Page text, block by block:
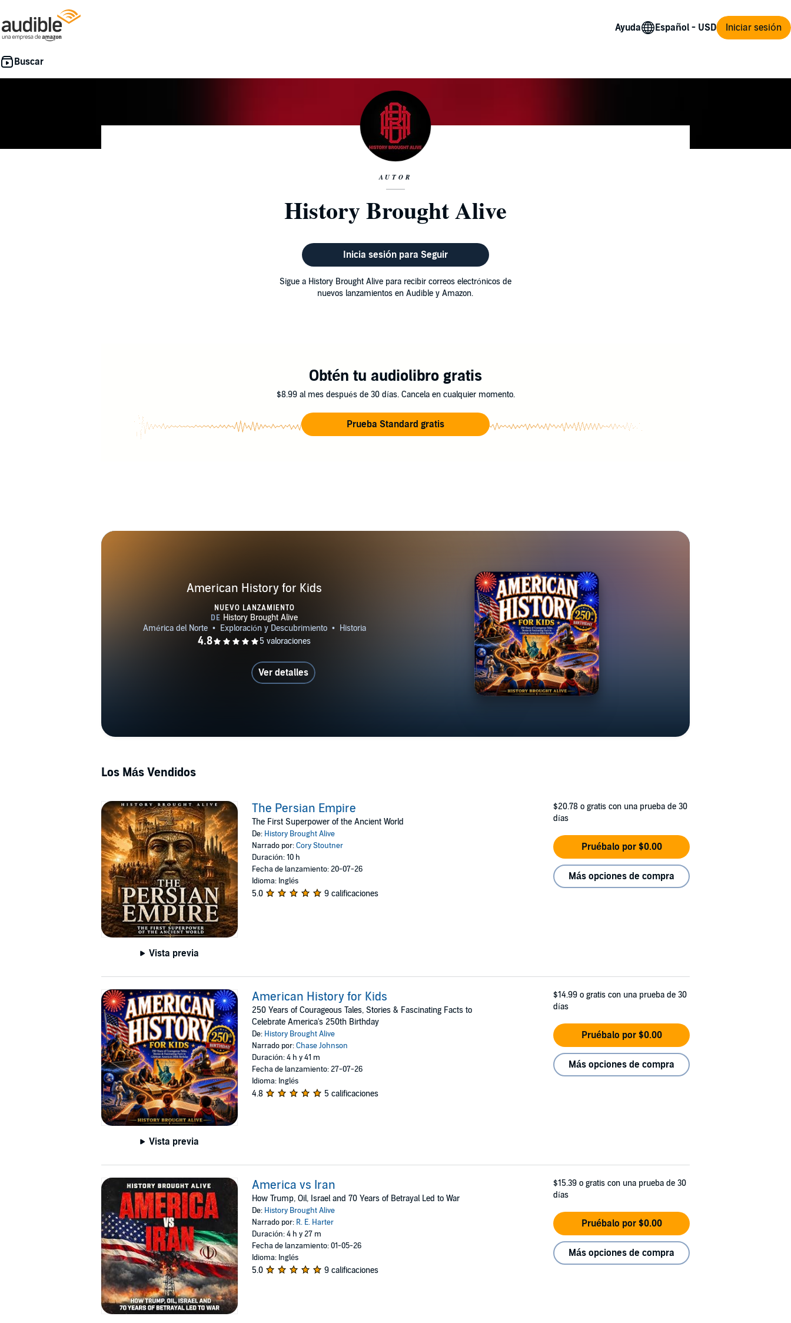
Ayuda Iniciar sesión
AUTOR
History Brought Alive
Inicia sesión para Seguir
Sigue a History Brought Alive para recibir correos electrónicos de
nuevos lanzamientos en Audible y Amazon.
Obtén tu audiolibro gratis
$8.99 al mes después de 30 días. Cancela en cualquier momento.
Prueba Standard gratis
American History for Kids
NUEVO LANZAMIENTO
Ver detalles
Los Más Vendidos
Vista previa
The Persian Empire
The First Superpower of the Ancient World
De: History Brought Alive
Narrado por:Cory Stoutner
Duración: 10 h
Fecha de lanzamiento: 20-07-26
Idioma: Inglés
5.0 9 calificaciones
$20.78 o gratis con una prueba de 30
días
Pruébalo por $0.00
Más opciones de compra
Vista previa
American History for Kids
250 Years of Courageous Tales, Stories & Fascinating Facts to
Celebrate America's 250th Birthday
De: History Brought Alive
Narrado por:Chase Johnson
Duración: 4 h y 41 m
Fecha de lanzamiento: 27-07-26
Idioma: Inglés
4.8 5 calificaciones
$14.99 o gratis con una prueba de 30
días
Pruébalo por $0.00
Más opciones de compra
America vs Iran
How Trump, Oil, Israel and 70 Years of Betrayal Led to War
De: History Brought Alive
Narrado por: R. E. Harter
Duración: 4 h y 27 m
Fecha de lanzamiento: 01-05-26
Idioma: Inglés
5.0 9 calificaciones
$15.39 o gratis con una prueba de 30
días
Pruébalo por $0.00
Más opciones de compra